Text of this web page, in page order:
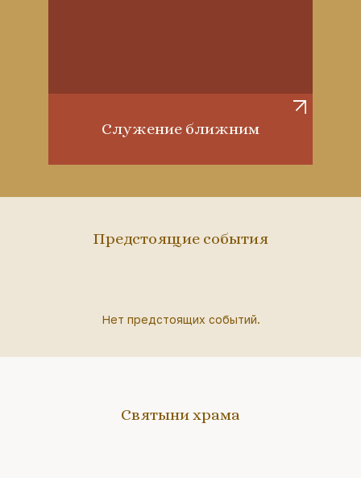
Служение ближним
Предстоящие события
Нет предстоящих событий.
Святыни храма